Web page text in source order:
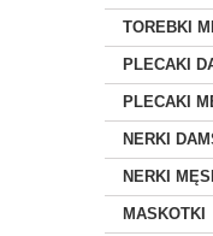
TOREBKI
PLECAKI
PLECAKI
NERKI
NERKI
MASKOTKI